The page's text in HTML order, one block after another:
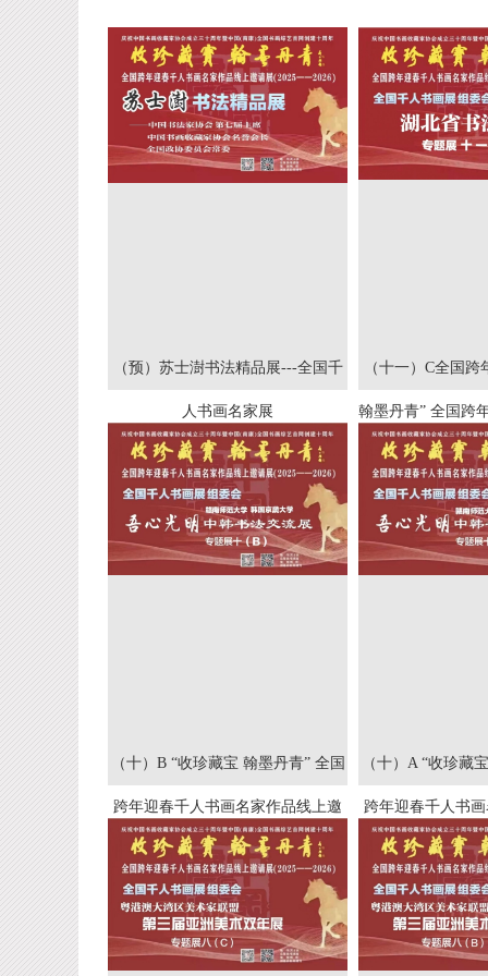
（预）苏士澍书法精品展---全国千
人书画名家展
（十一）C全国
翰墨丹青” 全国跨
家作品线上邀请
（十）B “收珍藏宝 翰墨丹青” 全国
跨年迎春千人书画名家作品线上邀
请展(2025--2026）
（十）A “收珍藏
跨年迎春千人书
请展